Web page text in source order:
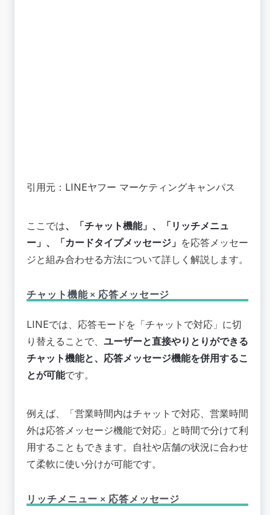
引用元： LINEヤフー マーケティングキャンパス
ここでは、「チャット機能」、「リッチメニュ
ー」、「カードタイプメッセージ」 を応答メッセー
ジと組み合わせる方法について詳しく解説します。
チャット機能 × 応答メッセージ
LINEでは、応答モードを「チャットで対応」に切
り替えることで、 ユーザーと直接やりとりができる
チャット機能と、応答メッセージ機能を併用するこ
とが可能です。
例えば、「営業時間内はチャットで対応、営業時間
外は応答メッセージ機能で対応」と時間で分けて利
用することもできます。自社や店舗の状況に合わせ
て柔軟に使い分けが可能です。
リッチメニュー × 応答メッセージ